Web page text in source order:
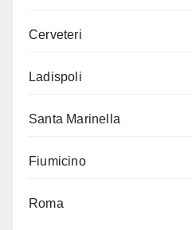
Cerveteri
Ladispoli
Santa Marinella
Fiumicino
Roma